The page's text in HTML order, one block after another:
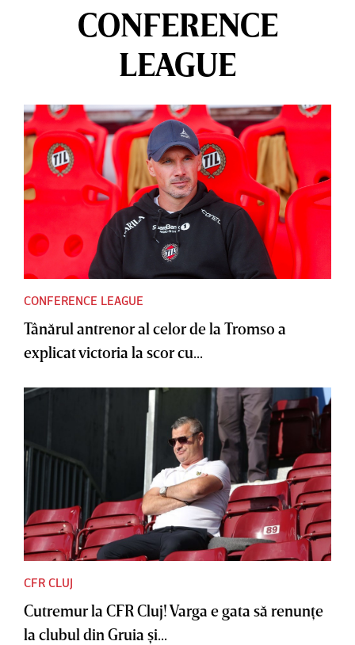
CONFERENCE
LEAGUE
CONFERENCE LEAGUE
Tânărul antrenor al celor de la Tromso a
explicat victoria la scor cu...
CFR CLUJ
Cutremur la CFR Cluj! Varga e gata să renunţe
la clubul din Gruia şi...